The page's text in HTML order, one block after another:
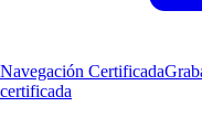
Navegación Certificada
certificada